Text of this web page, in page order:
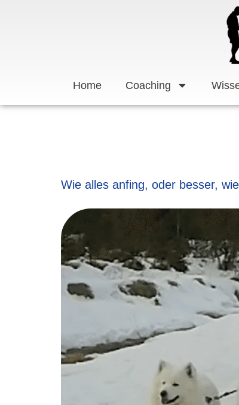
Home Coaching
Wie alles anfing, oder besser,